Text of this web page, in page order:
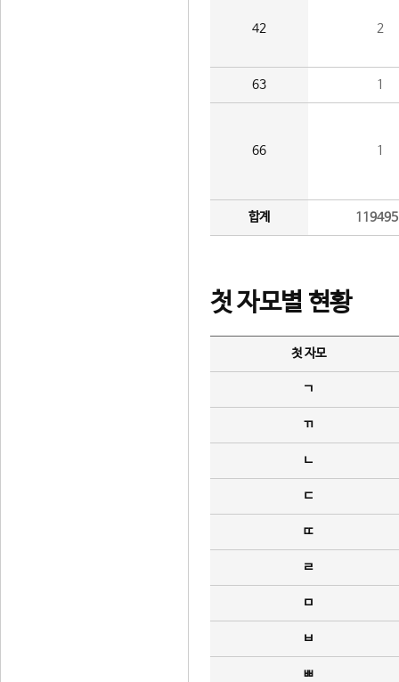
42 2
63 1
66 1
합계
첫 자모별 현황
첫 자모
ㄱ
ㄲ
ㄴ
ㄷ
ㄸ
ㄹ
ㅁ
ㅂ
ㅃ